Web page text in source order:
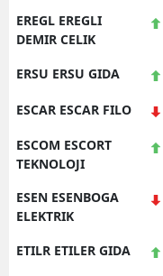
EREGL EREGLI
DEMIR CELIK
ERSU ERSU GIDA
ESCAR ESCAR FILO
ESCOM ESCORT
TEKNOLOJI
ESEN ESENBOGA
ELEKTRIK
ETILR ETILER GIDA